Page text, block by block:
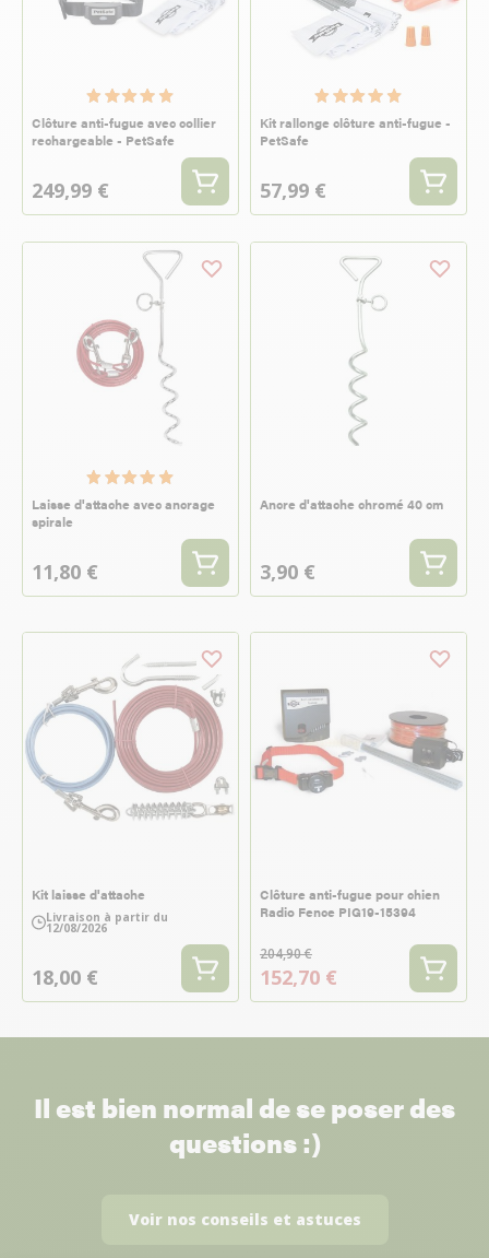
Clôture anti-fugue avec collier
rechargeable - PetSafe
249,99 €
Kit rallonge clôture anti-fugue -
PetSafe
57,99 €
Laisse d'attache avec ancrage
spirale
11,80 €
Ancre d'attache chromé 40 cm
3,90 €
Kit laisse d'attache
Livraison à partir du
12/08/2026
18,00 €
Clôture anti-fugue pour chien
Radio Fence PIG19-15394
204,90 €
152,70 €
Il est bien normal de se poser des
questions :)
Voir nos conseils et astuces